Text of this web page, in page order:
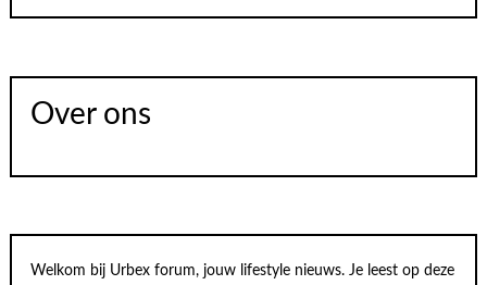
Over ons
Welkom bij Urbex forum, jouw lifestyle nieuws. Je leest op deze